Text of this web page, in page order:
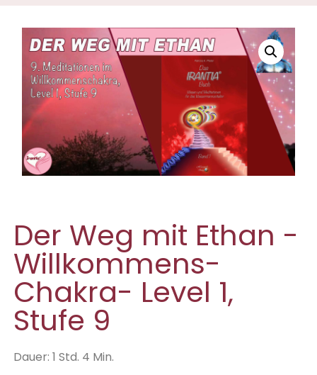
Der Weg mit Ethan -
Willkommens-
Chakra- Level 1,
Stufe 9
Dauer: 1 Std. 4 Min.